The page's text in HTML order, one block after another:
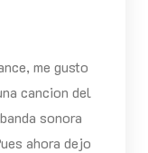
me gusto
cancion del
sonora
ahora dejo